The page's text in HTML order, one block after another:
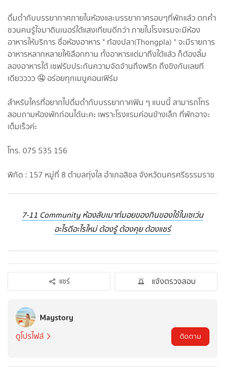
ดื่มด่ำกับบรรยากาศภายในห้องและบรรยากาศรอบๆที่พักแล้ว ตกค่ำ
ชวนคนรู้ใจมาดินเนอร์ใต้แสงเทียนดีกว่า ภายในโรงแรมจะมีห้อง
อาหารให้บริการ ชื่อห้องอาหาร " ท้องปลา(Thongpla) " จะมีรายการ
อาหารหลากหลายให้เลือกทาน ทั้งอาหารแต่มาถึงใต้แล้ว ก็ต้องลิ้ม
ลองอาหารใต้ เชฟรับประกันความจัดจ้านถึงพริก ถึงขิงกันเลยที
เดียวววว 🤤 อร่อยทุกเมนูคอนเฟิร์ม
สำหรับใครที่อยากไปดื่มด่ำกับบรรยากาศฟิน ๆ แบบนี้ สามารถโทร
สอบถามห้องพักก่อนได้นะคะ เพราะโรงแรมค่อนข้างเล็ก ที่พักอาจะ
เต็มเร็วค่ะ
โทร. 075 535 156
พิกัด : 157 หมู่ที่ 8 ตำบลทุ่งใส อำเภอสิชล จังหวัดนครศรีธรรมราช
7-11 Community ห้องลับเมาท์มอยของกินของใช้ในเซเว่น
อะไรดีอะไรใหม่ ต้องรู้ ต้องคุย ต้องแชร์
แชร์ แจ้งตรวจสอบ
Maystory
ดูโปรไฟล์ ติดตาม